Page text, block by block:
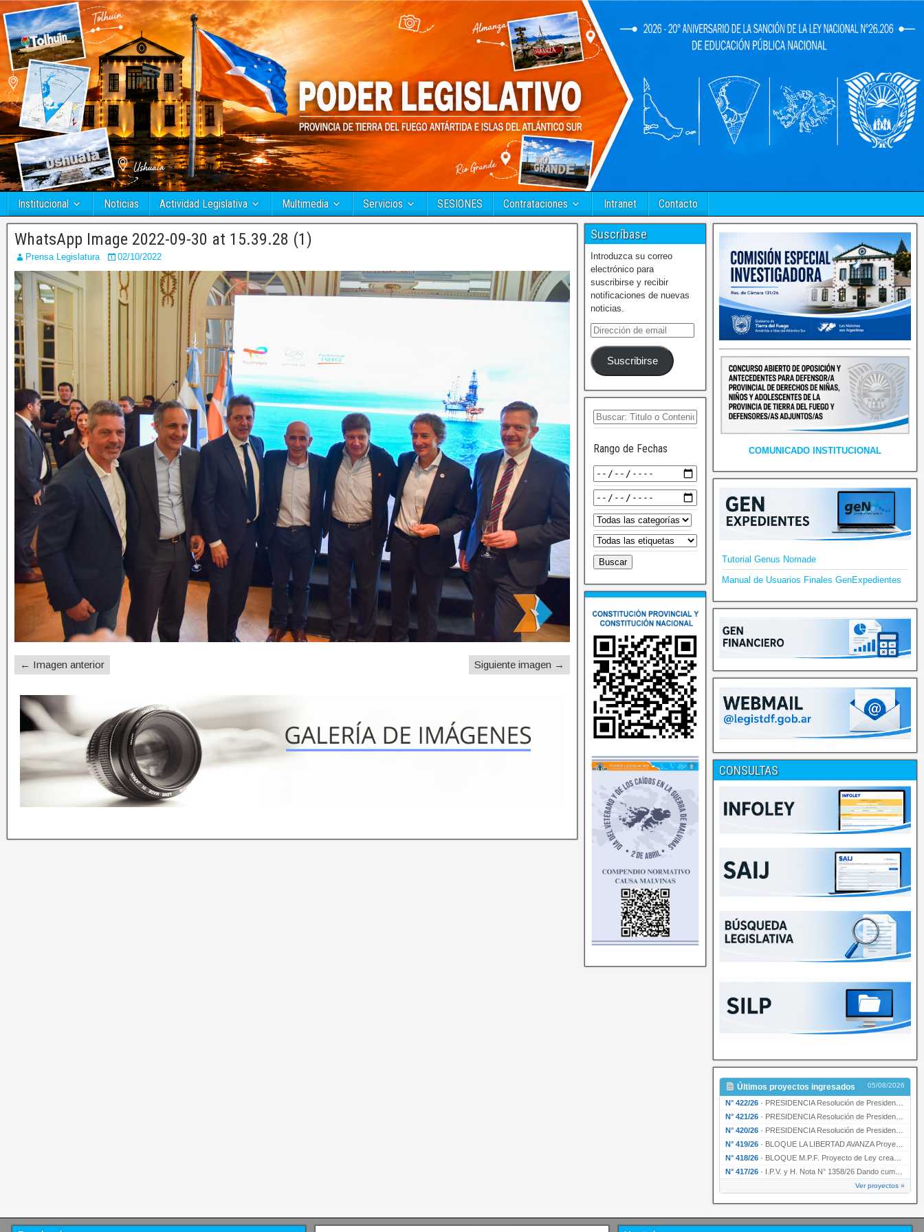
Institucional Noticias Actividad Legislativa Multimedia Servicios SESIONES Contrataciones Intranet Contacto
WhatsApp Image 2022-09-30 at 15.39.28 (1)
Prensa Legislatura 02/10/2022
← Imagen anterior Siguiente imagen →
Suscríbase
Introduzca su correo
electrónico para
suscribirse y recibir
notificaciones de nuevas
noticias.
Suscribirse
Rango de Fechas COMUNICADO INSTITUCIONAL
Tutorial Genus Nomade
Manual de Usuarios Finales GenExpedientes
CONSULTAS
Últimos proyectos ingresados 05/08/2026
N° 422/26 · PRESIDENCIA Resolución de Presidencia N° 200/26 para su ratificación.
N° 421/26 · PRESIDENCIA Resolución de Presidencia N° 199/26 para su ratificación.
N° 420/26 · PRESIDENCIA Resolución de Presidencia N° 198/26 para su ratificación.
N° 419/26 · BLOQUE LA LIBERTAD AVANZA Proyecto de Ley declarando la esencialidad del servicio educativ…
N° 418/26 · BLOQUE M.P.F. Proyecto de Ley creando el Ente Único Regulador de servicios públicos de la …
N° 417/26 · I.P.V. y H. Nota N° 1358/26 Dando cumplimiento al artículo 29 de la Ley provincial N° 1399…
Ver proyectos »